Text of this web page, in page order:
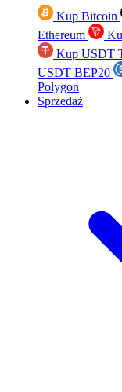
Kup Bitcoin
Ethereum
Kup USDT
USDT BEP20
Polygon
Sprzedaż